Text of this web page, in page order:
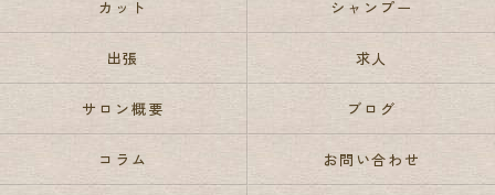
カット シャンプー
出張 求人
サロン概要 ブログ
コラム お問い合わせ